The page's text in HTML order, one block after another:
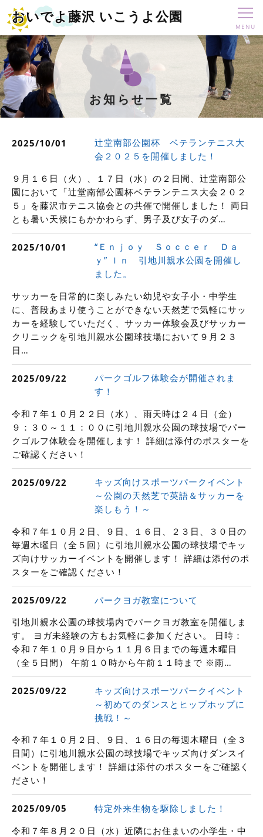
おいでよ藤沢 いこうよ公園
お知らせ一覧
2025/10/01
辻堂南部公園杯 ベテランテニス大
会２０２５を開催しました！
９月１６日（火）、１７日（水）の２日間、辻堂南部公
園において「辻堂南部公園杯ベテランテニス大会２０２
５」を藤沢市テニス協会との共催で開催しました！ 両日
とも暑い天候にもかかわらず、男子及び女子のダ…
2025/10/01
“Ｅｎｊｏｙ Ｓｏｃｃｅｒ Ｄａ
ｙ” Ｉｎ 引地川親水公園を開催し
ました。
サッカーを日常的に楽しみたい幼児や女子小・中学生
に、普段あまり使うことができない天然芝で気軽にサッ
カーを経験していただく、サッカー体験会及びサッカー
クリニックを引地川親水公園球技場において９月２３
日…
2025/09/22
パークゴルフ体験会が開催されま
す！
令和７年１０月２２日（水）、雨天時は２４日（金）
９：３０～１１：００に引地川親水公園の球技場でパー
クゴルフ体験会を開催します！ 詳細は添付のポスターを
ご確認ください！
2025/09/22
キッズ向けスポーツパークイベント
～公園の天然芝で英語＆サッカーを
楽しもう！～
令和７年１０月２日、９日、１６日、２３日、３０日の
毎週木曜日（全５回）に引地川親水公園の球技場でキッ
ズ向けサッカーイベントを開催します！ 詳細は添付のポ
スターをご確認ください！
2025/09/22
パークヨガ教室について
引地川親水公園の球技場内でパークヨガ教室を開催しま
す。 ヨガ未経験の方もお気軽に参加ください。 日時：
令和７年１０月９日から１１月６日までの毎週木曜日
（全５日間） 午前１０時から午前１１時まで ※雨…
2025/09/22
キッズ向けスポーツパークイベント
～初めてのダンスとヒップホップに
挑戦！～
令和７年１０月２日、９日、１６日の毎週木曜日（全３
日間）に引地川親水公園の球技場でキッズ向けダンスイ
ベントを開催します！ 詳細は添付のポスターをご確認く
ださい！
2025/09/05
特定外来生物を駆除しました！
令和７年８月２０日（水）近隣にお住まいの小学生・中